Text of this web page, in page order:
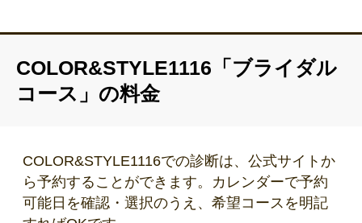
COLOR&STYLE1116「ブライダル
コース」の料金
COLOR&STYLE1116での診断は、公式サイトか
ら予約することができます。カレンダーで予約
可能日を確認・選択のうえ、希望コースを明記